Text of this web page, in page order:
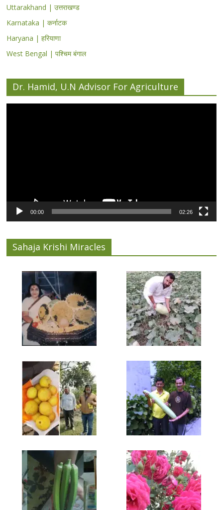
Uttarakhand | उत्तराखण्ड
Karnataka | कर्नाटक
Haryana | हरियाणा
West Bengal | पश्चिम बंगाल
Dr. Hamid, U.N Advisor For Agriculture
00:00 02:26
Sahaja Krishi Miracles